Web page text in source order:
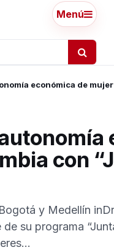
Menú
económica de
con
y Medellín
su programa